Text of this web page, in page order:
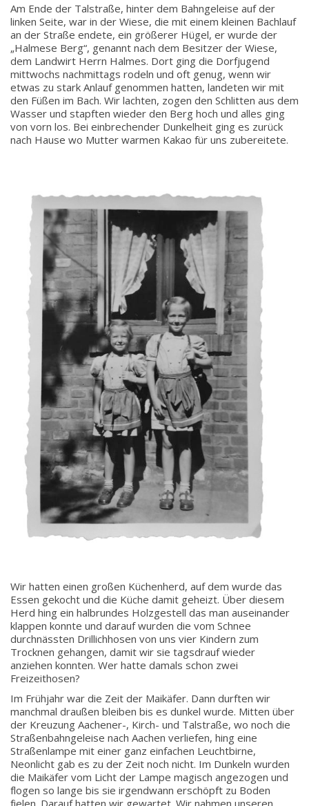
Am Ende der Talstraße, hinter dem Bahngeleise auf der
linken Seite, war in der Wiese, die mit einem kleinen Bachlauf
an der Straße endete, ein größerer Hügel, er wurde der
„Halmese Berg“, genannt nach dem Besitzer der Wiese,
dem Landwirt Herrn Halmes. Dort ging die Dorfjugend
mittwochs nachmittags rodeln und oft genug, wenn wir
etwas zu stark Anlauf genommen hatten, landeten wir mit
den Füßen im Bach. Wir lachten, zogen den Schlitten aus dem
Wasser und stapften wieder den Berg hoch und alles ging
von vorn los. Bei einbrechender Dunkelheit ging es zurück
nach Hause wo Mutter warmen Kakao für uns zubereitete.
Wir hatten einen großen Küchenherd, auf dem wurde das
Essen gekocht und die Küche damit geheizt. Über diesem
Herd hing ein halbrundes Holzgestell das man auseinander
klappen konnte und darauf wurden die vom Schnee
durchnässten Drillichhosen von uns vier Kindern zum
Trocknen gehangen, damit wir sie tags­drauf wieder
anziehen konnten. Wer hatte damals schon zwei
Freizeithosen?
Im Frühjahr war die Zeit der Maikäfer. Dann durften wir
manchmal draußen bleiben bis es dunkel wurde. Mitten über
der Kreuzung Aachener-, Kirch- und Talstraße, wo noch die
Straßenbahngeleise nach Aachen verliefen, hing eine
Straßenlampe mit einer ganz einfachen Leuchtbirne,
Neonlicht gab es zu der Zeit noch nicht. Im Dunkeln wurden
die Maikäfer vom Licht der Lampe magisch angezogen und
flogen so lange bis sie irgendwann erschöpft zu Boden
fielen. Darauf hatten wir gewartet. Wir nahmen unseren